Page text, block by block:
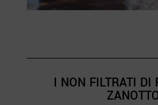
I NON FILTRATI DI